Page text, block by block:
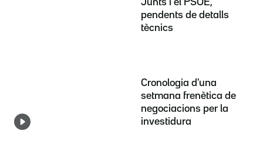
Junts i el PSOE,
pendents de detalls
tècnics
Cronologia d'una
setmana frenètica de
negociacions per la
investidura